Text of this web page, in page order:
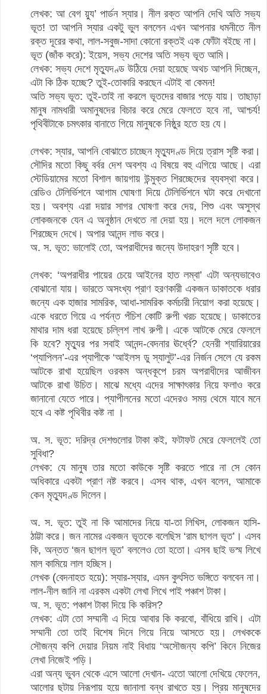
লেখক: আ বেগ য়্যু’ পার্ডন স্যার। নীল রক্ত আপনি দেখি অতি সভ্য
ভূত! তা আপনি স্যার একটু ভুল বললেন এখন আপনার ধমনীতে নীল
রক্ত দূরের কথা, লাল-সবুজ-সাদা কোনো রক্তই এক ফোঁটা বইছে না।
ভূত (জাঁক করে): ইয়েস, সভ্য দেশের অতি সভ্য ভূত আমি।
লেখক: সভ্য দেশে মৃত্যুদণ্ড উঠিয়ে দেয়া হয়েছে অথচ আপনি দিচ্ছেন,
এটা কি ঠিক হচ্ছে? তুই-তোকারি করছেন এটাই বা কেমন!
অতি সভ্য ভূত: তুই-তাই না করলে ভূতদের বাজার পড়ে যায়। তাছাড়া
মানুষ নামধারী অমানুষদের বিচার করে মেরে ফেলতে হবে না, আশ্চর্য!
পৃথিবীটাকে চমৎকার বানাতে গিয়ে মানুষকে নিষ্ঠুর হতে হয় যে।
লেখক: স্যার, আপনি বোঝাতে চাচ্ছেন মৃত্যুদণ্ড দিয়ে ত্রাস সৃষ্টি করা।
সৌদির মতো কিছু বর্বর দেশ অবশ্য এ বিষয়ে বহু এগিয়ে আছে। এরা
স্টেডিয়ামের মতো বিশাল জায়গায় উন্মুক্ত শিরচ্ছেদের ব্যবস্থা করে।
রেডিও টেলির্ভিশনে আগাম ঘোষণা দিয়ে টেলির্ভিশনে ঘটা করে দেখানো
হয়। অবশ্য এরা দয়ার সাগর ঘোষণা করে দেয়, শিশু এবং অসুস্থ
লোকজনকে যেন এ অনুষ্ঠান দেখতে না দেয়া হয়। দলে দলে লোকজন
শিরচ্ছেদ দেখে। অপার আনন্দ লাভ করে।
অ. স. ভূত: ভালোই তো, অপরাধীদের জন্যে উদাহরণ সৃষ্টি হবে।
লেখক: ‘অপরাধীর পায়ের চেয়ে আইনের হাত লম্বা’ এটা অন্যভাবেও
বোঝানো যায়। ভারতে অসংখ্য প্রাণ হরণকারী একজন ডাকাতকে ধরার
জন্যে এক হাজার সামরিক, আধা-সামরিক কর্মচারী নিয়োগ করা হয়েছে।
একে ধরতে গিয়ে এ পর্যন্ত পঁচিশ কোটি রুপী খরচ হয়েছে। ডাকাতের
মাথার দাম ধরা হয়েছে চল্লিশ লাখ রুপী। একে আটকে মেরে ফেললে
কি হবে? মৃত্যুর পর সবাই আনন্দ-বেদনার ঊর্ধ্বে? হেনরী শ্যারিয়ারের
‘প্যাপিলন’-এর প্যাপীকে ‘আইলস ডু স্যালুট’-এর নির্জন সেলে যে রকম
আটকে রাখা হয়েছিল ওরকম অন্ধকূপে চরম অপরাধীদের আজীবন
আটকে রাখা উচিত। মাঝে মধ্যে এদের সাক্ষাৎকার নিয়ে ফলাও করে
জানানো যেতে পারে। প্যাপীলনের মতো এদেরও সময় থেমে যাবে মনে
হবে এ কষ্ট পৃথিবীর কষ্ট না ।
অ. স. ভূত: দরিদ্র দেশগুলোর টাকা কই, ফটাফট মেরে ফেললেই তো
সুবিধা?
লেখক: যে মানুষ তার মতো কাউকে সৃষ্টি করতে পারে না সে কোন
অধিকারে একটা প্রাণ নষ্ট করবে। এসব থাক, এখন বলেন, আমাকে
কেন মৃত্যুদণ্ড দিলেন।
অ. স. ভূত: তুই না কি আমাদের নিয়ে যা-তা লিখিস, লোকজন হাসি-
ঠাট্টা করে। জন নামের একজন ভূতকে বলেছিস ‘রাম ছাগল ভূত’। এসব
কি, অন্তত ‘জন ছাগল ভূত’ বললেও তো হতো। এসব ছাই ভস্ম লিখে
মাল কামিয়ে লাল হচ্ছিস।
লেখক (বেদনাহত হয়ে): স্যার-স্যার, এমন কুৎসিত ভঙ্গিতে বলবেন না।
লাল-নীল জানি না এরকম একটা লেখা লিখে পাই পঞ্চাশ টাকা।
অ. স. ভূত: পঞ্চাশ টাকা দিয়ে কি করিস?
লেখক: এটা তো সম্মানী এ দিয়ে আবার কি করবো, বাঁধিয়ে রাখি। এটা
সম্মানী তো তাই বিশেষ দিনে গিয়ে নিয়ে আসতে হয়। লেখককে
সৌজন্য কপি দেয়ার নিয়ম নাই বিধায় ‘অসৌজন্য কপি’ কিনে নিজের
লেখা নিজেই পড়ি।
এরা অন্য ভুবন থেকে এসে আলো দেখান- এতো আলো দেখিয়ে ফেলেন,
আলোর ছটায় নিরূপায় হয়ে জানালা বন্ধ রাখতে হয়। প্রিয় মানুষদের